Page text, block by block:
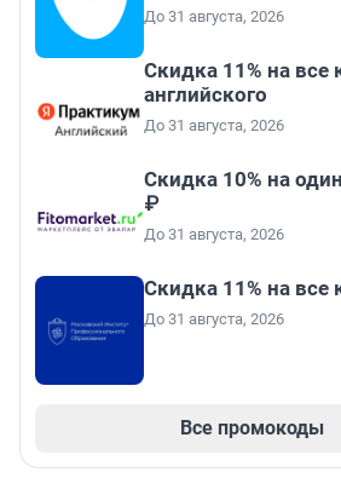
До 31 августа, 2026
Скидка 11% на все
английского
До 31 августа, 2026
Скидка 10% на
₽
До 31 августа, 2026
Скидка 11% на все
До 31 августа, 2026
Все промокоды